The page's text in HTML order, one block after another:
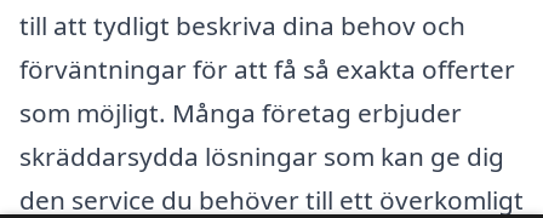
till att tydligt beskriva dina behov och
förväntningar för att få så exakta offerter
som möjligt. Många företag erbjuder
skräddarsydda lösningar som kan ge dig
den service du behöver till ett överkomligt